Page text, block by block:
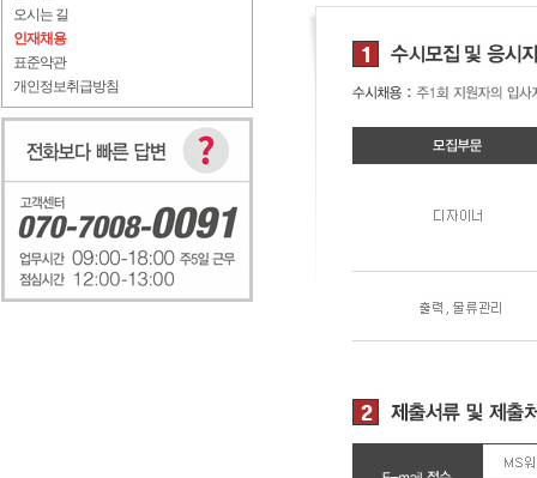
오시는 길
인재채용
표준약관
개인정보취급방침